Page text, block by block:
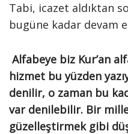
Tabi, icazet aldıktan
bugüne kadar devam
Alfabeye biz Kur’an
hizmet bu yüzden
denilir, o zaman bu
var denilebilir. Bir
güzelleştirmek gibi